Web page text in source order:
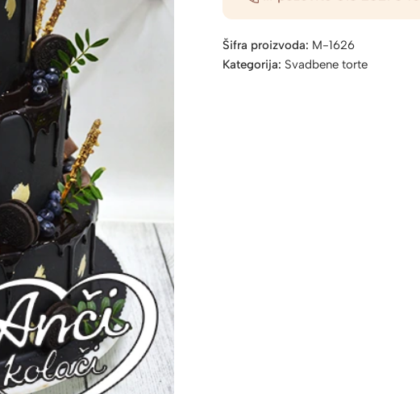
Šifra proizvoda: M-1626
Kategorija: Svadbene torte